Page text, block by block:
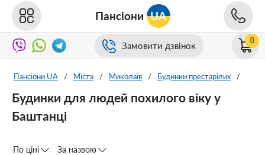
Пансіони UA
Замовити дзвінок 0
Пансіони UA / Міста / Миколаїв / Будинки престарілих /
Будинки для людей похилого віку у
Баштанці
По ціні За назвою